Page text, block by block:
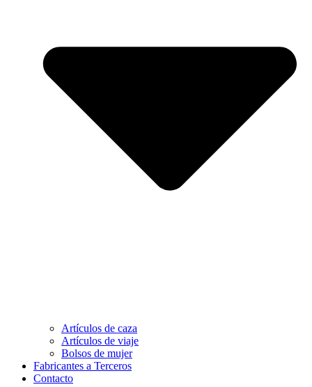
Artículos de caza
Artículos de viaje
Bolsos de mujer
Fabricantes a Terceros
Contacto